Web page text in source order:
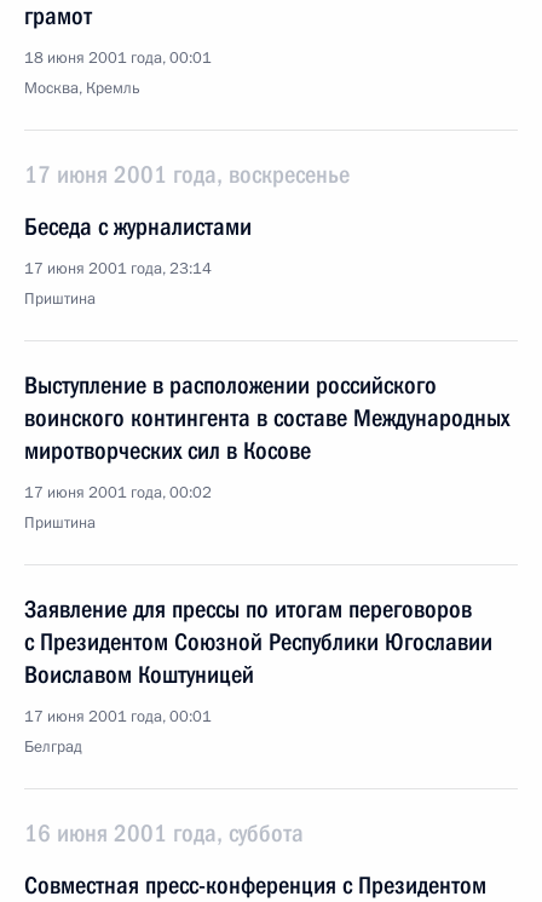
грамот
18 июня 2001 года, 00:01
Москва, Кремль
17 июня 2001 года, воскресенье
Беседа с журналистами
17 июня 2001 года, 23:14
Приштина
Выступление в расположении российского
воинского контингента в составе Международных
миротворческих сил в Косове
17 июня 2001 года, 00:02
Приштина
Заявление для прессы по итогам переговоров
с Президентом Союзной Республики Югославии
Воиславом Коштуницей
17 июня 2001 года, 00:01
Белград
16 июня 2001 года, суббота
Совместная пресс-конференция c Президентом